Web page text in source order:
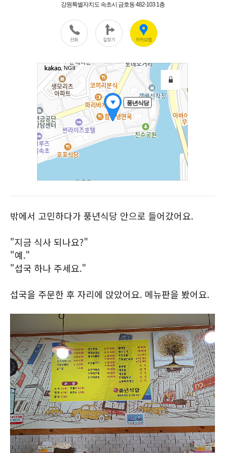
밖에서 고민하다가 풍년식당 안으로 들어갔어요.
"지금 식사 되나요?"
"예."
"섭국 하나 주세요."
섭국을 주문한 후 자리에 앉았어요. 메뉴판을 봤어요.